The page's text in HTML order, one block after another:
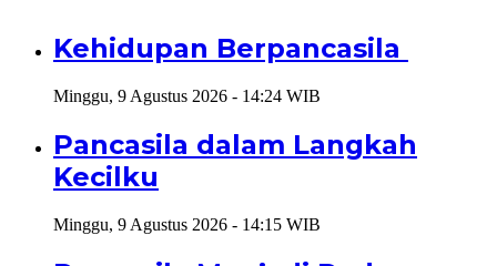
Kehidupan Berpancasila
Minggu, 9 Agustus 2026 - 14:24 WIB
Pancasila dalam Langkah
Kecilku
Minggu, 9 Agustus 2026 - 14:15 WIB